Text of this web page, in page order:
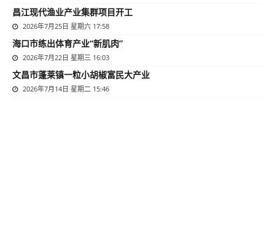
昌江现代渔业产业集群项目开工
2026年7月25日 星期六 17:58
海口市练出体育产业“新肌肉”
2026年7月22日 星期三 16:03
文昌市蓬莱镇一粒小胡椒富民大产业
2026年7月14日 星期二 15:46